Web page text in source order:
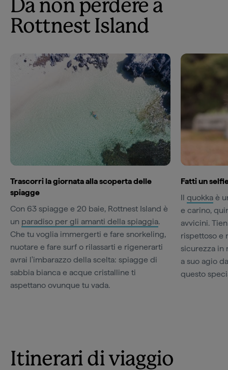
Da non perdere a
Rottnest Island
Trascorri la giornata alla scoperta delle
spiagge
Con 63 spiagge e 20 baie, Rottnest Island è
un paradiso per gli amanti della spiaggia.
Che tu voglia immergerti e fare snorkeling,
nuotare e fare surf o rilassarti e rigenerarti
avrai l'imbarazzo della scelta: spiagge di
sabbia bianca e acque cristalline ti
aspettano ovunque tu vada.
Fatti un
Il quokka è
e carino,
avvicini.
rispettoso e
sicurezza in
a suo agio
questo
Itinerari di viaggio